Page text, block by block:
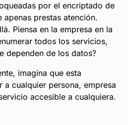
por el encriptado de
prestas atención.
Piensa en la empresa en la
todos los servicios,
dependen de los datos?
imagina que esta
cualquier persona, empresa
accesible a cualquiera.